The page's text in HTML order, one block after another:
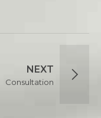
NEXT
Consultation